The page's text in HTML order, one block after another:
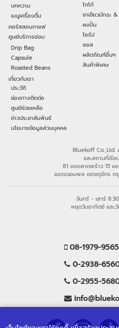
บทความ
เมนูเครื่องดื่ม
คอร์สสอนกาแฟ
ศูนย์บริการซ่อม
Drip Bag
Capsule
Roasted Beans
เกี่ยวกับเรา
ประวัติ
ช่องทางติดต่อ
ศูนย์ช่วยเหลือ
ข่าวประชาสัมพันธ์
นโยบายข้อมูลส่วนบุคคล
โกโก้
ชาเขียวมัทฉะ &
ผงปั่น
ไซรัป
ซอส
ผลิตภัณฑ์อื่นๆ
สินค้าพิเศษ
Bluekoff Co.,Ltd.
และสถานที่เรี
81 ซอยลาดพร้าว 15 แ
แขวงจอมพล เขตจตุจักร ก
จันทร์ - เสาร์
หยุดวันอาทิตย์ และ
08-1979-
0-2938-
0-2955-